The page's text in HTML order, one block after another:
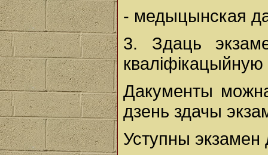
- медыцынская
3. Здаць
Дакументы
дзень здачы
Уступны экзамен